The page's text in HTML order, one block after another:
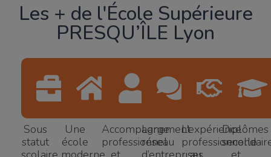
Les + de l'École Supérieure
PRESQU’ÎLE Lyon
Sous
statut
Une
école
Accompagnement
professionnel
Large
réseau
L’expérience
professionnelle
Diplômes